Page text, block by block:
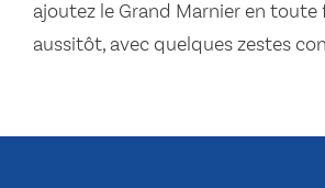
ajoutez le Grand Marnier en toute
aussitôt, avec quelques zestes